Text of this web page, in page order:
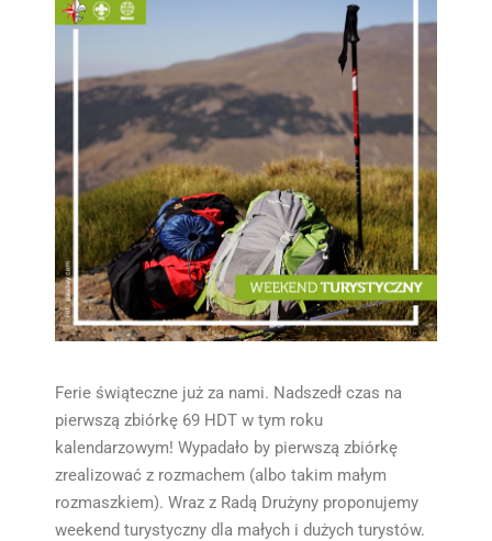
Ferie świąteczne już za nami. Nadszedł czas na
pierwszą zbiórkę 69 HDT w tym roku
kalendarzowym! Wypadało by pierwszą zbiórkę
zrealizować z rozmachem (albo takim małym
rozmaszkiem). Wraz z Radą Drużyny proponujemy
weekend turystyczny dla małych i dużych turystów.